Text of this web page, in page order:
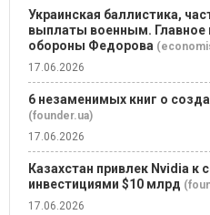
Украинская баллистика,
выплаты военным. Главное
обороны Федорова
17.06.2026
6 незаменимых книг о
(founder.ua)
17.06.2026
Казахстан привлек Nvidia к
инвестициями $10 млрд
17.06.2026